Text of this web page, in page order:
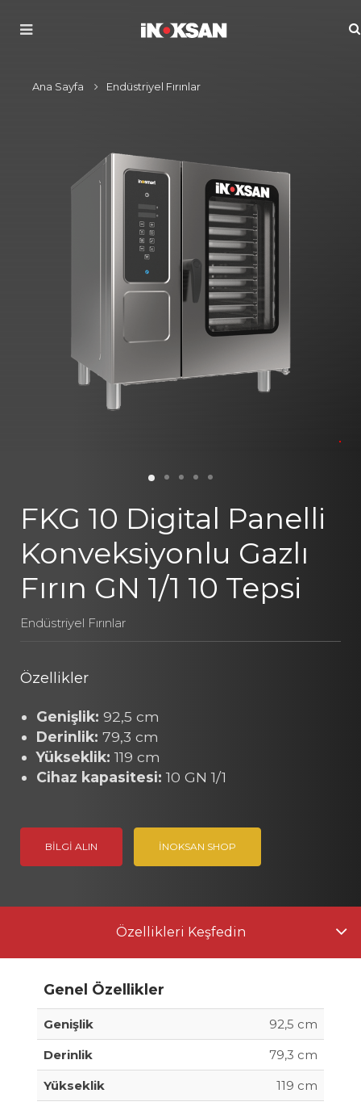
Ana Sayfa Endüstriyel Fırınlar
FKG 10 Digital Panelli
Konveksiyonlu Gazlı
Fırın GN 1/1 10 Tepsi
Endüstriyel Fırınlar
Özellikler
Genişlik: 92,5 cm
Derinlik: 79,3 cm
Yükseklik: 119 cm
Cihaz kapasitesi: 10 GN 1/1
BILGI ALIN İNOKSAN SHOP
Özellikleri Keşfedin
Genel Özellikler
Genişlik
92,5 cm
Derinlik
79,3 cm
Yükseklik
119 cm